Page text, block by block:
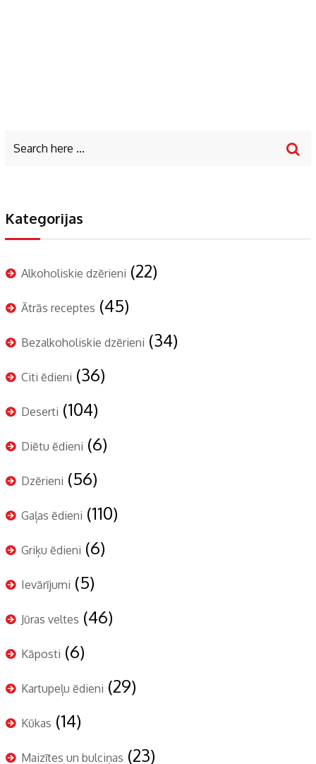
Kategorijas
Alkoholiskie dzērieni (22)
Ātrās receptes (45)
Bezalkoholiskie dzērieni (34)
Citi ēdieni (36)
Deserti (104)
Diētu ēdieni (6)
Dzērieni (56)
Gaļas ēdieni (110)
Griķu ēdieni (6)
Ievārījumi (5)
Jūras veltes (46)
Kāposti (6)
Kartupeļu ēdieni (29)
Kūkas (14)
Maizītes un bulciņas (23)